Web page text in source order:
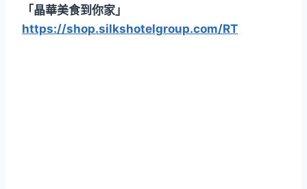
「晶華美食到你家」
https://shop.silkshotelgroup.com/RT